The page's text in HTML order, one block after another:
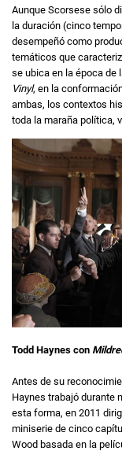
Aunque Scorsese sólo
la duración (cinco
desempeñó como
temáticos que
se ubica en la época de
Vinyl, en la
ambas, los contextos
toda la maraña política,
Todd Haynes con
Antes de su
Haynes trabajó durante
esta forma, en 2011
miniserie de cinco
Wood basada en la